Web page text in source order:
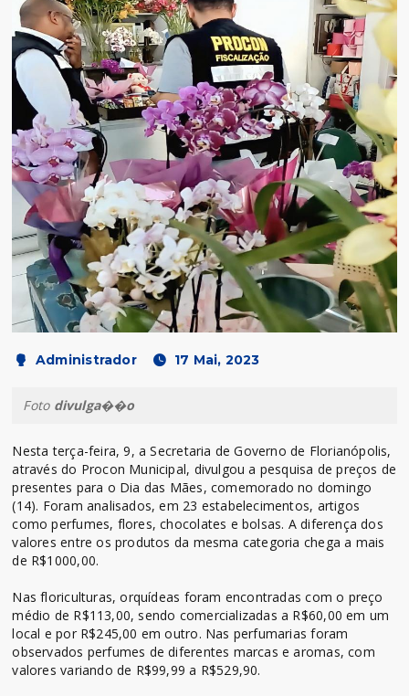
Administrador 17 Mai, 2023
Foto divulga��o
Nesta terça-feira, 9, a Secretaria de Governo de Florianópolis,
através do Procon Municipal, divulgou a pesquisa de preços de
presentes para o Dia das Mães, comemorado no domingo
(14). Foram analisados, em 23 estabelecimentos, artigos
como perfumes, flores, chocolates e bolsas. A diferença dos
valores entre os produtos da mesma categoria chega a mais
de R$1000,00.
Nas floriculturas, orquídeas foram encontradas com o preço
médio de R$113,00, sendo comercializadas a R$60,00 em um
local e por R$245,00 em outro. Nas perfumarias foram
observados perfumes de diferentes marcas e aromas, com
valores variando de R$99,99 a R$529,90.